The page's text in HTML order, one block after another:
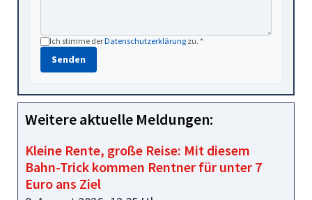
Ich stimme derDatenschutzerklärung zu. *
Senden
Weitere aktuelle Meldungen:
Kleine Rente, große Reise: Mit diesem
Bahn-Trick kommen Rentner für unter 7
Euro ans Ziel